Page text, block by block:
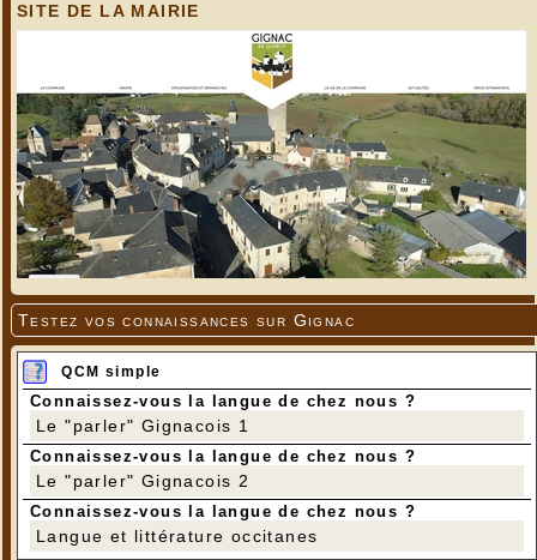
SITE DE LA MAIRIE
Testez vos connaissances sur Gignac
QCM simple
Connaissez-vous la langue de chez nous ?
Le "parler" Gignacois 1
Connaissez-vous la langue de chez nous ?
Le "parler" Gignacois 2
Connaissez-vous la langue de chez nous ?
Langue et littérature occitanes